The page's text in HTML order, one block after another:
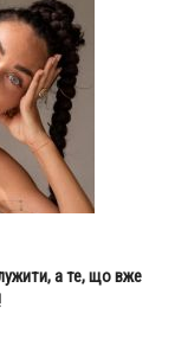
а те, що вже